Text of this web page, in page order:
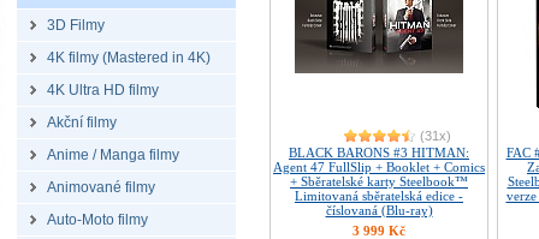
3D Filmy
4K filmy (Mastered in 4K)
4K Ultra HD filmy
Akční filmy
Anime / Manga filmy
Animované filmy
Auto-Moto filmy
(31x)
BLACK BARONS #3 HITMAN:
Agent 47 FullSlip + Booklet + Comics
+ Sběratelské karty Steelbook™
Limitovaná sběratelská edice -
číslovaná (Blu-ray)
3 999 Kč
FAC